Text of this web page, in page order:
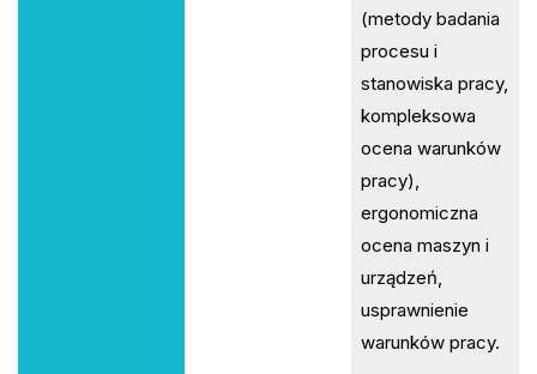
(metody badania
procesu i
stanowiska pracy,
kompleksowa
ocena warunków
pracy),
ergonomiczna
ocena maszyn i
urządzeń,
usprawnienie
warunków pracy.